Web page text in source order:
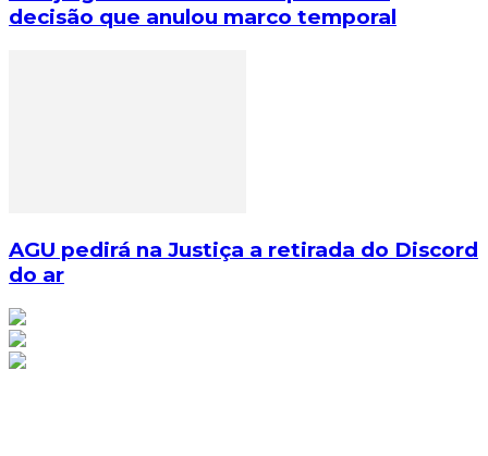
decisão que anulou marco temporal
AGU pedirá na Justiça a retirada do Discord
do ar